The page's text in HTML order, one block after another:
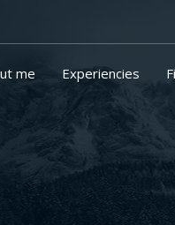
me Experiencies